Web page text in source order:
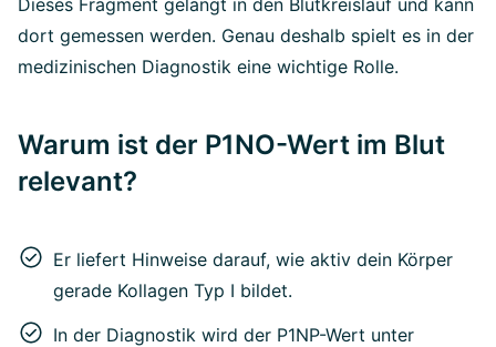
Dieses Fragment gelangt in den Blutkreislauf und kann
dort gemessen werden. Genau deshalb spielt es in der
medizinischen Diagnostik eine wichtige Rolle.
Warum ist der P1NO-Wert im Blut
relevant?
Er liefert Hinweise darauf, wie aktiv dein Körper
gerade Kollagen Typ I bildet.
In der Diagnostik wird der P1NP-Wert unter